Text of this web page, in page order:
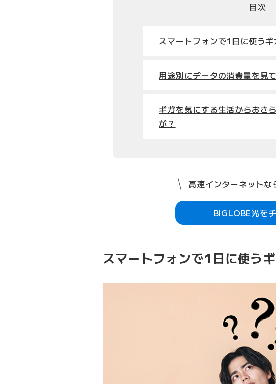
目次
スマートフォンで1日に使うギ
用途別にデータの消費量を見
ギガを気にする生活からおさ
が？
高速インターネット
BIGLOBE光を
スマートフォンで1日に使う